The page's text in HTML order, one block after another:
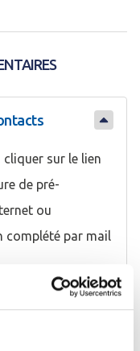
sur le lien
de pré-
ou
complété par mail
sur la
une